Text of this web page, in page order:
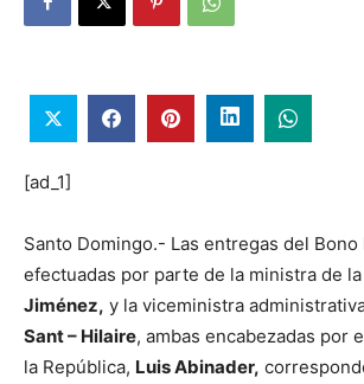
[ad_1]
Santo Domingo.- Las entregas del Bono
efectuadas por parte de la ministra de
Jiménez, y la viceministra
Sant – Hilaire, ambas encabezadas por
la República, Luis Abinader,